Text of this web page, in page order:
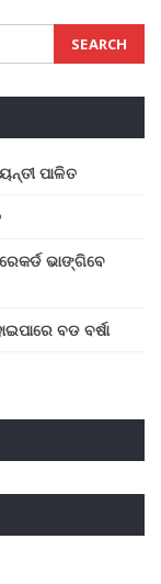
ପାଳିତ
ଭାଙ୍ଗିବେ
ବଡ ବର୍ଷା